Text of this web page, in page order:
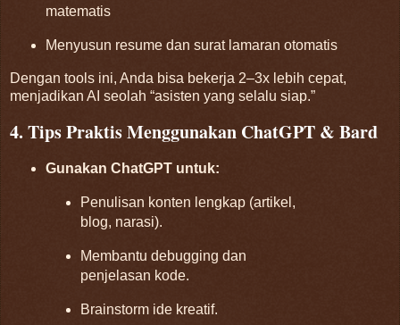
matematis
Menyusun resume dan surat lamaran otomatis
Dengan tools ini, Anda bisa bekerja 2–3x lebih cepat,
menjadikan AI seolah “asisten yang selalu siap.”
4. Tips Praktis Menggunakan ChatGPT & Bard
Gunakan ChatGPT untuk:
Penulisan konten lengkap (artikel,
blog, narasi).
Membantu debugging dan
penjelasan kode.
Brainstorm ide kreatif.